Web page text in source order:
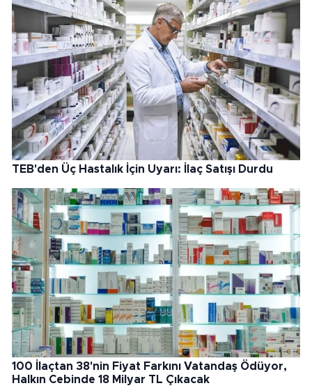
TEB'den Üç Hastalık İçin Uyarı: İlaç Satışı Durdu
100 İlaçtan 38'nin Fiyat Farkını Vatandaş Ödüyor,
Halkın Cebinde 18 Milyar TL Çıkacak